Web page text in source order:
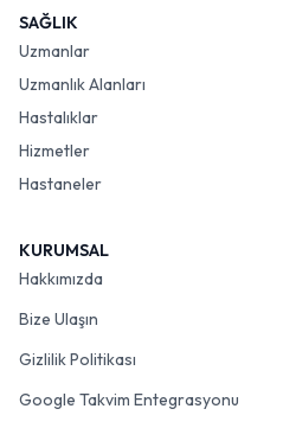
SAĞLIK
Uzmanlar
Uzmanlık Alanları
Hastalıklar
Hizmetler
Hastaneler
KURUMSAL
Hakkımızda
Bize Ulaşın
Gizlilik Politikası
Google Takvim Entegrasyonu